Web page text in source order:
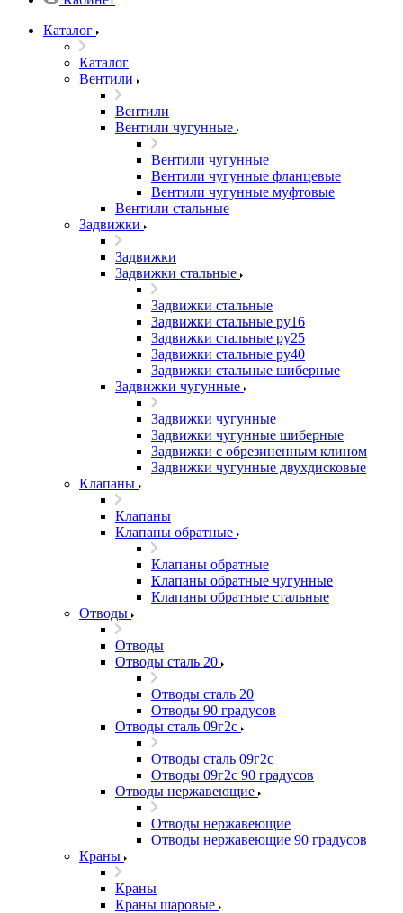
Каталог
Каталог
Вентили
Вентили
Вентили чугунные
Вентили чугунные
Вентили чугунные фланцевые
Вентили чугунные муфтовые
Вентили стальные
Задвижки
Задвижки
Задвижки стальные
Задвижки стальные
Задвижки стальные ру16
Задвижки стальные ру25
Задвижки стальные ру40
Задвижки стальные шиберные
Задвижки чугунные
Задвижки чугунные
Задвижки чугунные шиберные
Задвижки с обрезиненным клином
Задвижки чугунные двухдисковые
Клапаны
Клапаны
Клапаны обратные
Клапаны обратные
Клапаны обратные чугунные
Клапаны обратные стальные
Отводы
Отводы
Отводы сталь 20
Отводы сталь 20
Отводы 90 градусов
Отводы сталь 09г2с
Отводы сталь 09г2с
Отводы 09г2с 90 градусов
Отводы нержавеющие
Отводы нержавеющие
Отводы нержавеющие 90 градусов
Краны
Краны
Краны шаровые